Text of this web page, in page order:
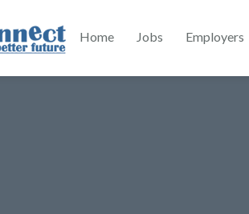
Home Jobs Employers